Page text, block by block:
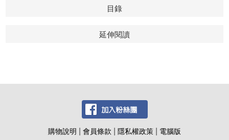
目錄
延伸閱讀
購物說明 | 會員條款 | 隱私權政策 | 電腦版